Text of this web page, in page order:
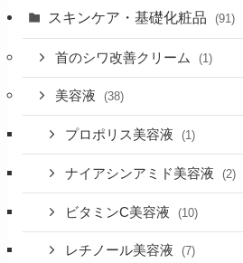
スキンケア・基礎化粧品 (91)
首のシワ改善クリーム (1)
美容液 (38)
プロポリス美容液 (1)
ナイアシンアミド美容液 (2)
ビタミンC美容液 (10)
レチノール美容液 (7)